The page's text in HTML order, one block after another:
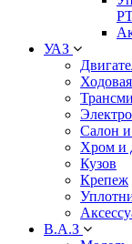
УАЗ
Салон
Хром и
Кузов
Крепеж
В.А.З